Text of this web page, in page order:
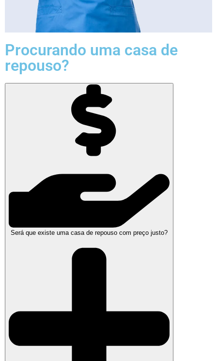
Procurando uma casa de
repouso?
Será que existe uma casa de repouso com preço justo?